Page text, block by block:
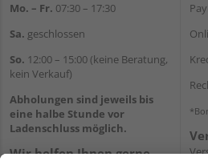
Mo. – Fr. 07:30 – 17:30
Sa. geschlossen
So. 12:00 – 15:00 (keine Beratung,
kein Verkauf)
Abholungen sind jeweils bis
eine halbe Stunde vor
Ladenschluss möglich.
Wir helfen Ihnen gerne